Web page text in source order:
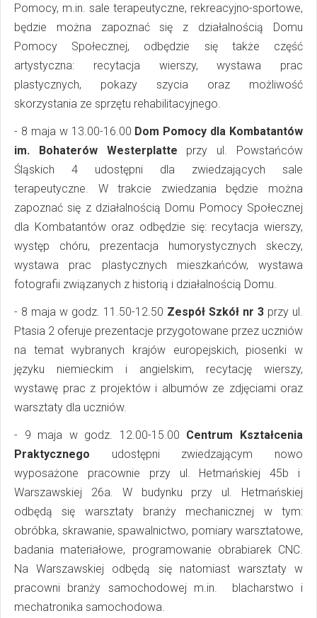
Pomocy, m.in. sale terapeutyczne, rekreacyjno-sportowe,
będzie można zapoznać się z działalnością Domu
Pomocy Społecznej, odbędzie się także część
artystyczna: recytacja wierszy, wystawa prac
plastycznych, pokazy szycia oraz możliwość
skorzystania ze sprzętu rehabilitacyjnego.
- 8 maja w 13.00-16.00 Dom Pomocy dla Kombatantów
im. Bohaterów Westerplatte przy ul. Powstańców
Śląskich 4 udostępni dla zwiedzających sale
terapeutyczne. W trakcie zwiedzania będzie można
zapoznać się z działalnością Domu Pomocy Społecznej
dla Kombatantów oraz odbędzie się: recytacja wierszy,
występ chóru, prezentacja humorystycznych skeczy,
wystawa prac plastycznych mieszkańców, wystawa
fotografii związanych z historią i działalnością Domu.
- 8 maja w godz. 11.50-12.50 Zespół Szkół nr 3 przy ul.
Ptasia 2 oferuje prezentacje przygotowane przez uczniów
na temat wybranych krajów europejskich, piosenki w
języku niemieckim i angielskim, recytację wierszy,
wystawę prac z projektów i albumów ze zdjęciami oraz
warsztaty dla uczniów.
- 9 maja w godz. 12.00-15.00 Centrum Kształcenia
Praktycznego udostępni zwiedzającym nowo
wyposażone pracownie przy ul. Hetmańskiej 45b i
Warszawskiej 26a. W budynku przy ul. Hetmańskiej
odbędą się warsztaty branży mechanicznej w tym:
obróbka, skrawanie, spawalnictwo, pomiary warsztatowe,
badania materiałowe, programowanie obrabiarek CNC.
Na Warszawskiej odbędą się natomiast warsztaty w
pracowni branży samochodowej m.in. blacharstwo i
mechatronika samochodowa.